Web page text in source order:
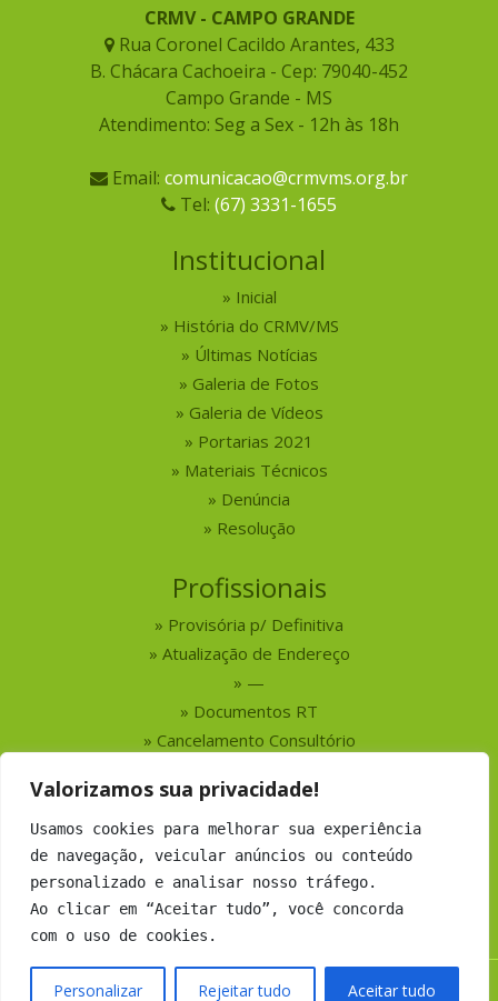
Valorizamos sua privacidade!
Usamos cookies para melhorar sua experiência
de navegação, veicular anúncios ou conteúdo
personalizado e analisar nosso tráfego.
Ao clicar em “Aceitar tudo”, você concorda
com o uso de cookies.
Personalizar Rejeitar tudo Aceitar tudo
CRMV - CAMPO GRANDE
Rua Coronel Cacildo Arantes, 433
B. Chácara Cachoeira - Cep: 79040-452
Campo Grande - MS
Atendimento: Seg a Sex - 12h às 18h
Email: comunicacao@crmvms.org.br
Tel: (67) 3331-1655
Institucional
Inicial
História do CRMV/MS
Últimas Notícias
Galeria de Fotos
Galeria de Vídeos
Portarias 2021
Materiais Técnicos
Denúncia
Resolução
Profissionais
Provisória p/ Definitiva
Atualização de Endereço
—
Documentos RT
Cancelamento Consultório
Serviços
Busca por Profissionais
Busca por Empresas
Números do CRMV-MS
Copyright 2019 CRMV-MS - Todos os direitos Reservados.